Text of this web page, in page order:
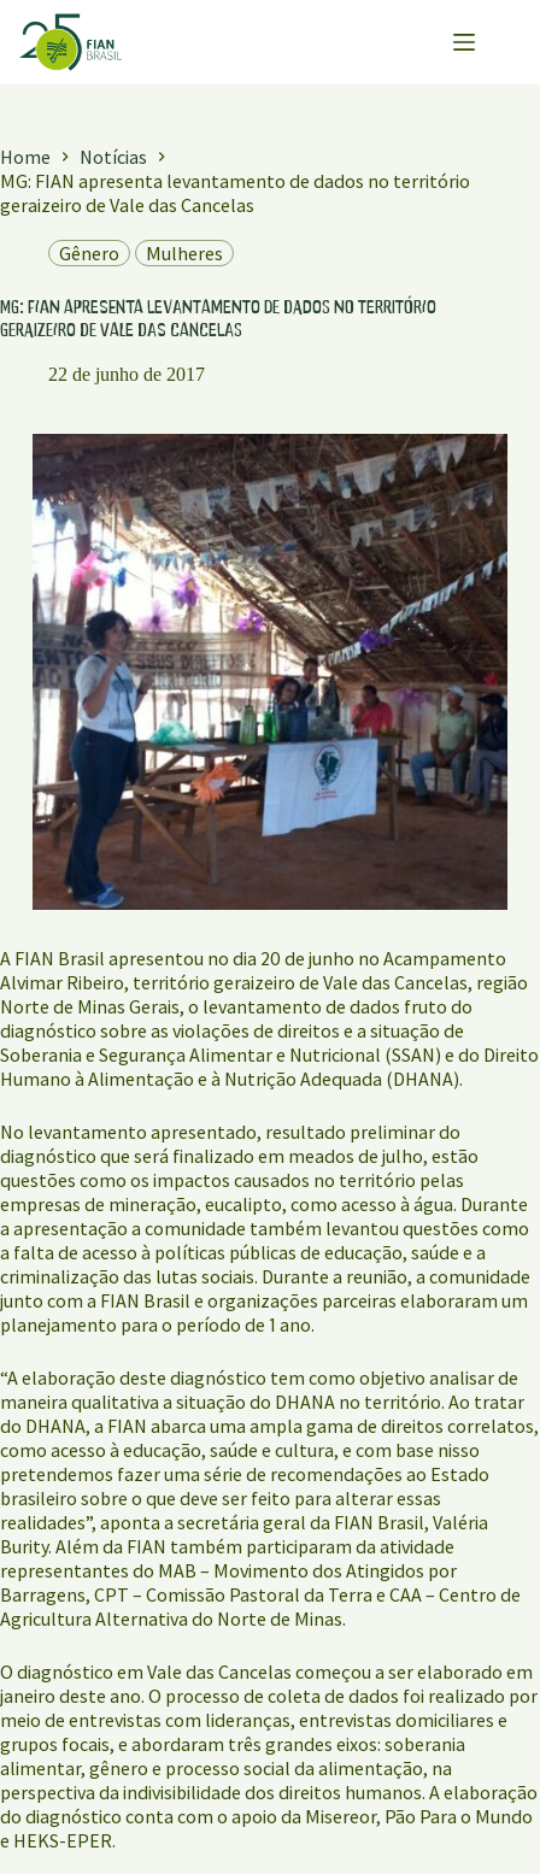
para
Home
Notícias
MG: FIAN apresenta levantamento de dados no território
geraizeiro de Vale das Cancelas
Gênero
Mulheres
MG: FIAN apresenta levantamento de dados no território
geraizeiro de Vale das Cancelas
22 de junho de 2017
A FIAN Brasil apresentou no dia 20 de junho no Acampamento
Alvimar Ribeiro, território geraizeiro de Vale das Cancelas, região
Norte de Minas Gerais, o levantamento de dados fruto do
diagnóstico sobre as violações de direitos e a situação de
Soberania e Segurança Alimentar e Nutricional (SSAN) e do Direito
Humano à Alimentação e à Nutrição Adequada (DHANA).
No levantamento apresentado, resultado preliminar do
diagnóstico que será finalizado em meados de julho, estão
questões como os impactos causados no território pelas
empresas de mineração, eucalipto, como acesso à água. Durante
a apresentação a comunidade também levantou questões como
a falta de acesso à políticas públicas de educação, saúde e a
criminalização das lutas sociais. Durante a reunião, a comunidade
junto com a FIAN Brasil e organizações parceiras elaboraram um
planejamento para o período de 1 ano.
“A elaboração deste diagnóstico tem como objetivo analisar de
maneira qualitativa a situação do DHANA no território. Ao tratar
do DHANA, a FIAN abarca uma ampla gama de direitos correlatos,
como acesso à educação, saúde e cultura, e com base nisso
pretendemos fazer uma série de recomendações ao Estado
brasileiro sobre o que deve ser feito para alterar essas
realidades”, aponta a secretária geral da FIAN Brasil, Valéria
Burity. Além da FIAN também participaram da atividade
representantes do MAB – Movimento dos Atingidos por
Barragens, CPT – Comissão Pastoral da Terra e CAA – Centro de
Agricultura Alternativa do Norte de Minas.
O diagnóstico em Vale das Cancelas começou a ser elaborado em
janeiro deste ano. O processo de coleta de dados foi realizado por
meio de entrevistas com lideranças, entrevistas domiciliares e
grupos focais, e abordaram três grandes eixos: soberania
alimentar, gênero e processo social da alimentação, na
perspectiva da indivisibilidade dos direitos humanos. A elaboração
do diagnóstico conta com o apoio da Misereor, Pão Para o Mundo
e HEKS-EPER.